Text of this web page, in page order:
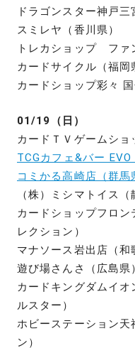
ドラゴンスター神戸三
スミレヤ（香川県）
トレカショップ ファ
カードサイクル（福岡
カードショップ彩々
01/19（日）
カードＴＶゲームショ
TCGカフェ&バー EVO
コミかる高崎店（群馬
（株）ミシマトイス（
カードショップフロ
レクション）
マナソース岩出店（和
遊び場さんさ（広島県
カードキングダムイ
ルスター）
ホビーステーション天
ン）